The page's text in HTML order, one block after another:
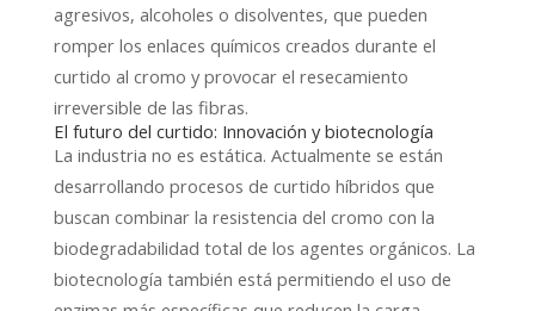
agresivos, alcoholes o disolventes, que pueden
romper los enlaces químicos creados durante el
curtido al cromo y provocar el resecamiento
irreversible de las fibras.
El futuro del curtido: Innovación y biotecnología
La industria no es estática. Actualmente se están
desarrollando procesos de curtido híbridos que
buscan combinar la resistencia del cromo con la
biodegradabilidad total de los agentes orgánicos. La
biotecnología también está permitiendo el uso de